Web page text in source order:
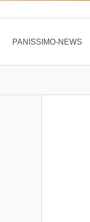
PANISSIMO-NEWS